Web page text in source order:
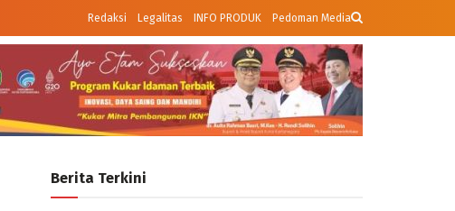
Redaksi Legalitas INFO PRODUK Pedoman Media
Berita Terkini